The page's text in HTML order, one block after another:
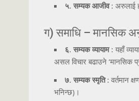
५. सम्यक आजीव : अरुलाई
ग) समाधि – मानसिक
६. सम्यक व्यायाम : यहाँ
असल विचार बढाउने ‘मानसिक
७. सम्यक स्मृति : वर्तमान
भनिन्छ)।